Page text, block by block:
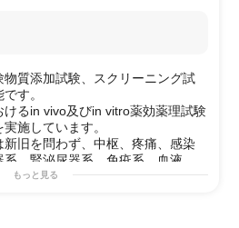
携した臨床試験を実現します。
創薬開発において、ターゲットバリ
デーション、リード化合物の最適化
から安全性試験に至るさまざまな試
験が必要とされています。生化学・
分子生物学的な解析をはじめさまざ
まな疾患領域におけるin vivo及びin
質添加試験、スクリーニング試
す。
けるin vivo及びin vitro薬効薬理試験
施しています。
旧を問わず、中枢、疼痛、感染
、腎泌尿器系、免疫系、血液
消化器系、皮膚、糖・脂質代謝
もっと見る